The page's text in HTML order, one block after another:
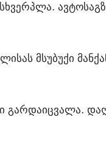
მსუბუქი
გარდაიცვალა.